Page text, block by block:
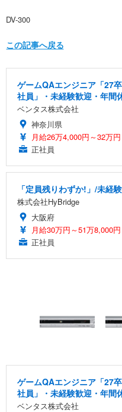
DV-300
この記事へ戻る
ゲームQAエンジニア「27
社員」・未経験歓迎・年間
ベンタス株式会社
神奈川県
月給26万4,000円～32万円
正社員
「定員残りわずか!」/未経
株式会社HyBridge
大阪府
月給30万円～51万8,000円
正社員
ゲームQAエンジニア「27
社員」・未経験歓迎・年間
ベンタス株式会社